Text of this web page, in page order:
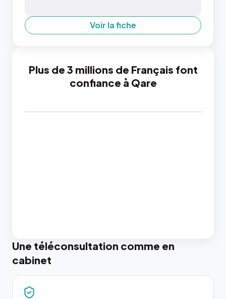
Voir la fiche
Plus de 3 millions de Français font
confiance à Qare
Une téléconsultation comme en
cabinet